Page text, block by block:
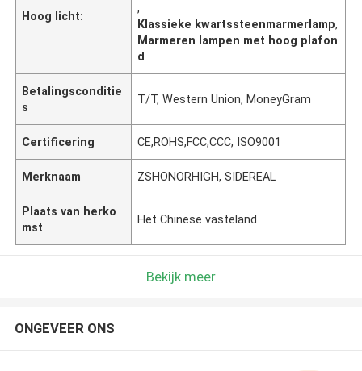
Hoog licht:
,
Klassieke kwartssteenmarmerlamp,
Marmeren lampen met hoog plafon
d
Betalingsconditie
s
T/T, Western Union, MoneyGram
Certificering CE,ROHS,FCC,CCC, ISO9001
Merknaam ZSHONORHIGH, SIDEREAL
Plaats van herko
mst
Het Chinese vasteland
Bekijk meer
ONGEVEER ONS